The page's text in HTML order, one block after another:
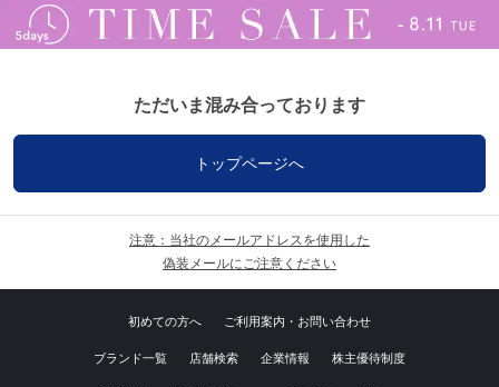
ただいま混み合っております
トップページへ
注意：当社のメールアドレスを使用した
偽装メールにご注意ください
初めての方へ ご利用案内・お問い合わせ
ブランド一覧 店舗検索 企業情報 株主優待制度